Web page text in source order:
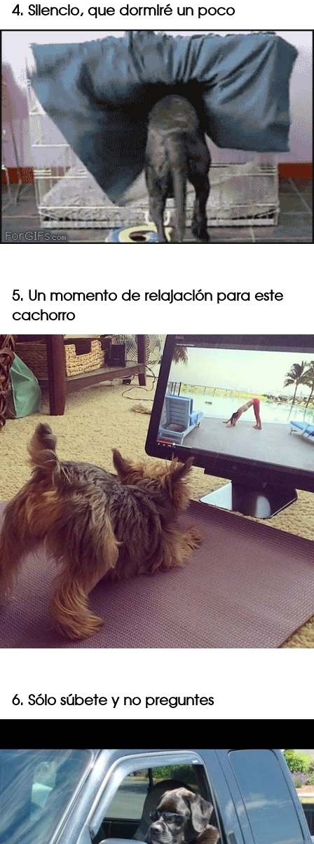
4. Silencio, que dormiré un poco
5. Un momento de relajación para este
cachorro
6. Sólo súbete y no preguntes